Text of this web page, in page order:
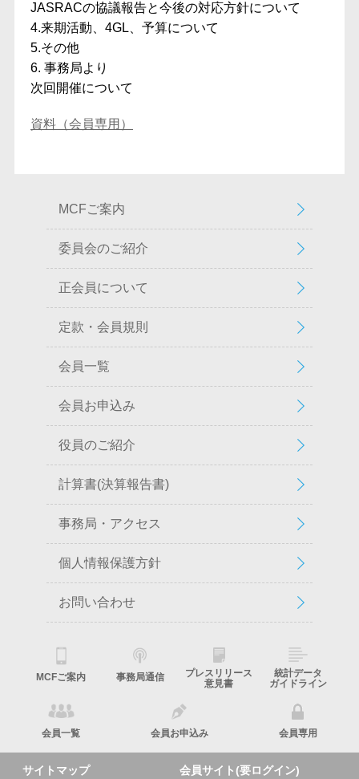
JASRACの協議報告と今後の対応方針について
4.来期活動、4GL、予算について
5.その他
6. 事務局より
次回開催について
資料（会員専用）
MCFご案内
委員会のご紹介
正会員について
定款・会員規則
会員一覧
会員お申込み
役員のご紹介
計算書(決算報告書)
事務局・アクセス
個人情報保護方針
お問い合わせ
MCFご案内 事務局通信
プレスリリース
意見書
統計データ
ガイドライン
会員一覧 会員お申込み 会員専用
サイトマップ 会員サイト(要ログイン)